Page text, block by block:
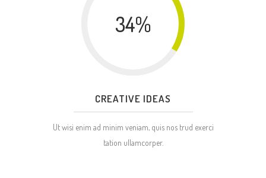
34%
CREATIVE IDEAS
Ut wisi enim ad minim veniam, quis nos trud exerci
tation ullamcorper.